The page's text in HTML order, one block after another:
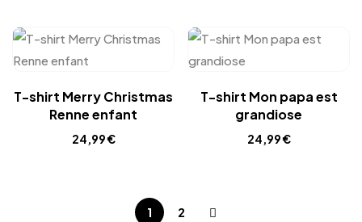
T-shirt Merry Christmas
Renne enfant
24,99€
T-shirt Mon papa est
grandiose
24,99€
1 2